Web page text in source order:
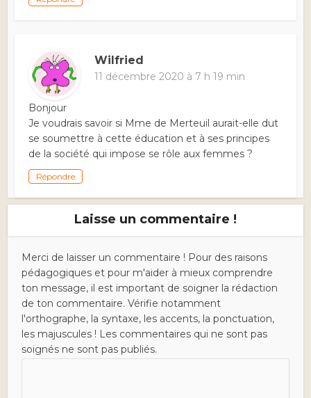
Wilfried
11 décembre 2020 à 7 h 19 min
Bonjour
Je voudrais savoir si Mme de Merteuil aurait-elle dut
se soumettre à cette éducation et à ses principes
de la société qui impose se rôle aux femmes ?
Répondre
Laisse un commentaire !
Merci de laisser un commentaire ! Pour des raisons
pédagogiques et pour m'aider à mieux comprendre
ton message, il est important de soigner la rédaction
de ton commentaire. Vérifie notamment
l'orthographe, la syntaxe, les accents, la ponctuation,
les majuscules ! Les commentaires qui ne sont pas
soignés ne sont pas publiés.